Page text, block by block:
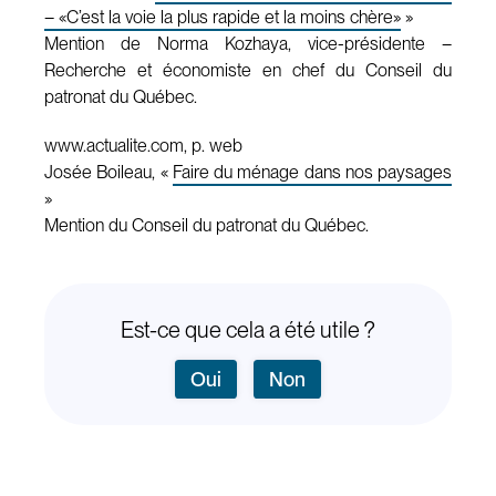
– «C’est la voie la plus rapide et la moins chère» »
Mention de Norma Kozhaya, vice-présidente –
Recherche et économiste en chef du Conseil du
patronat du Québec.
www.actualite.com, p. web
Josée Boileau, « Faire du ménage dans nos paysages
»
Mention du Conseil du patronat du Québec.
Est-ce que cela a été utile ?
Oui Non